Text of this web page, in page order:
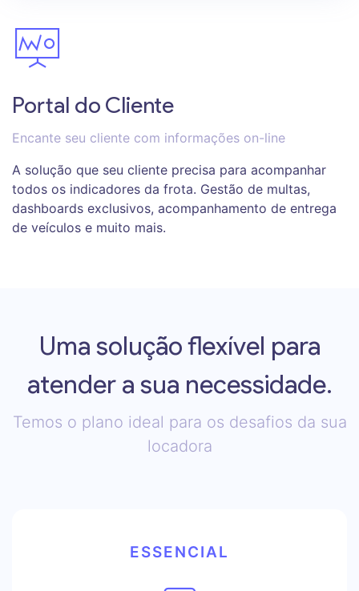
Portal do Cliente
Encante seu cliente com informações on-line
A solução que seu cliente precisa para acompanhar
todos os indicadores da frota. Gestão de multas,
dashboards exclusivos, acompanhamento de entrega
de veículos e muito mais.
Uma solução flexível para
atender a sua necessidade.
Temos o plano ideal para os desafios da sua
locadora
ESSENCIAL